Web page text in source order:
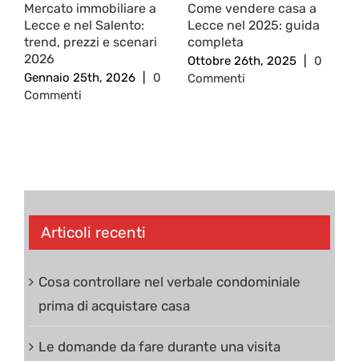
Mercato immobiliare a
Lecce e nel Salento:
trend, prezzi e scenari
2026
Gennaio 25th, 2026
0
Commenti
Come vendere casa a
Lecce nel 2025: guida
completa
Ottobre 26th, 2025
0
Commenti
Articoli recenti
Cosa controllare nel verbale condominiale
prima di acquistare casa
Le domande da fare durante una visita